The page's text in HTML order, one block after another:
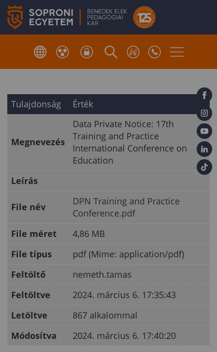
Tulajdonság Érték
Megnevezés
Data Private Notice: 17th
Training and Practice
International Conference on
Education
Leírás
File név
DPN Training and Practice
Conference.pdf
File méret
4,86 MB
File típus
pdf (Mime: application/pdf)
Feltöltő
nemeth.tamas
Feltöltve
2024. március 6. 17:35:43
Letöltve
867 alkalommal
Módosítva
2024. március 6. 17:40:20